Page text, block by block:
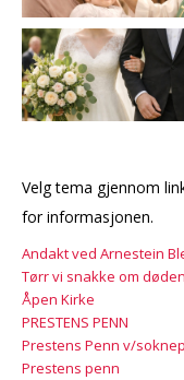
Velg tema gjennom
for informasjonen.
Andakt ved Arnestein
Tørr vi snakke om
Åpen Kirke
PRESTENS PENN
Prestens Penn v/
Prestens penn